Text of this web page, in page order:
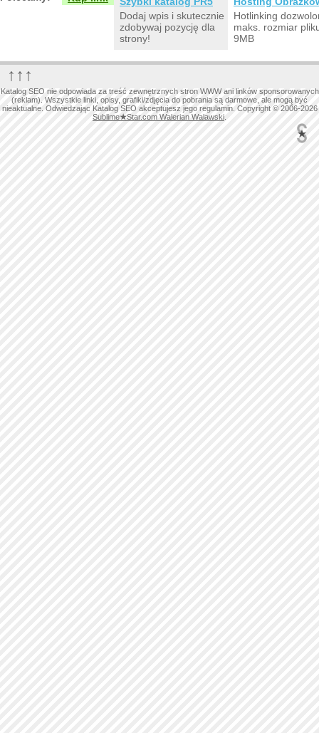
Dodaj wpis i skutecznie
zdobywaj pozycję dla
strony!
Hotlinking
maks. rozmiar
9MB
↑↑↑
Katalog SEO nie odpowiada za treść zewnętrznych stron WWW ani linków sponsorowanych
(reklam). Wszystkie linki, opisy, grafiki/zdjęcia do pobrania są darmowe, ale mogą być
nieaktualne. Odwiedzając Katalog SEO akceptujesz jego regulamin. Copyright © 2006-2026
Sublime★Star.com Walerian Walawski